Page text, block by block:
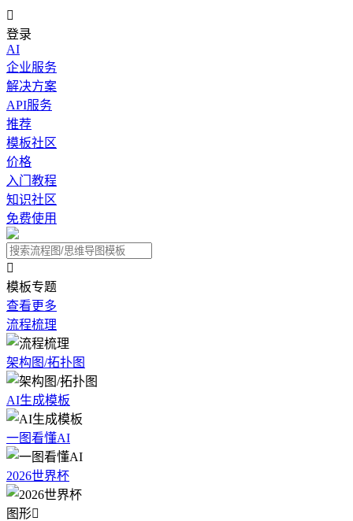

登录
AI
企业服务
解决方案
API服务
推荐
模板社区
价格
入门教程
知识社区
免费使用

模板专题
查看更多
流程梳理
架构图/拓扑图
AI生成模板
一图看懂AI
2026世界杯
图形